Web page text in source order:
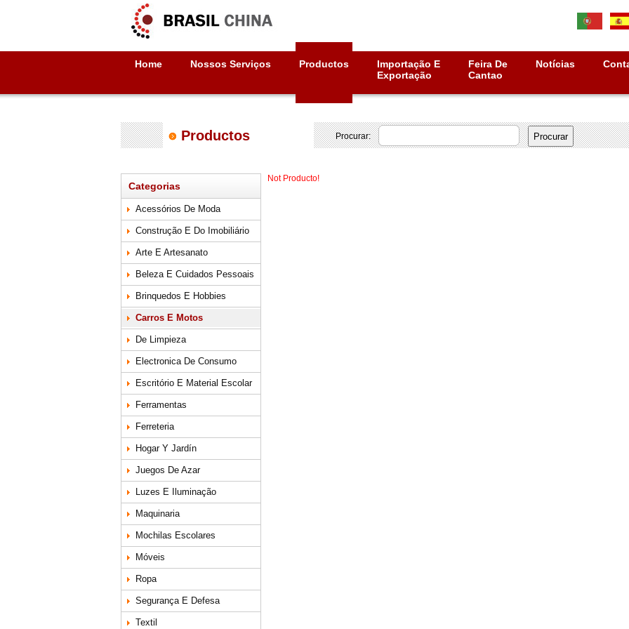
Home Nossos Serviços Productos
Importação E
Exportação
Feira De
Cantao
Notícias
Productos Procurar:
Categorias
Acessórios De Moda
Construção E Do Imobiliário
Arte E Artesanato
Beleza E Cuidados Pessoais
Brinquedos E Hobbies
Carros E Motos
De Limpieza
Electronica De Consumo
Escritório E Material Escolar
Ferramentas
Ferreteria
Hogar Y Jardín
Juegos De Azar
Luzes E Iluminação
Maquinaria
Mochilas Escolares
Móveis
Ropa
Segurança E Defesa
Textil
Not Producto!